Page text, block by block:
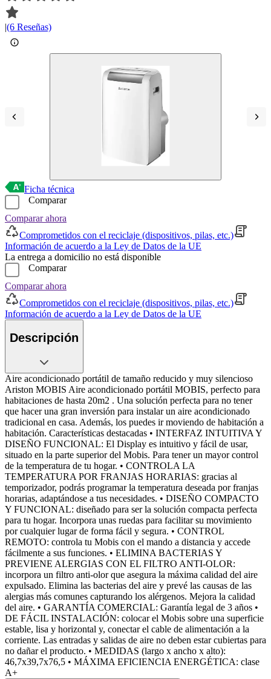
|(6 Reseñas)
Ficha técnica
Comparar
Comparar ahora
Comprometidos con el reciclaje (dispositivos, pilas, etc.)
Información de acuerdo a la Ley de Datos de la UE
La entrega a domicilio no está disponible
Comparar
Comparar ahora
Comprometidos con el reciclaje (dispositivos, pilas, etc.)
Información de acuerdo a la Ley de Datos de la UE
Descripción
Aire acondicionado portátil de tamaño reducido y muy silencioso
Ariston MOBIS Aire acondicionado portátil MOBIS, perfecto para
habitaciones de hasta 20m2 . Una solución perfecta para no tener
que hacer una gran inversión para instalar un aire acondicionado
tradicional en casa. Además, los puedes ir moviendo de habitación a
habitación. Características destacadas • INTERFAZ INTUITIVA Y
DISEÑO FUNCIONAL: El Display es intuitivo y fácil de usar,
situado en la parte superior del Mobis. Para tener un mayor control
de la temperatura de tu hogar. • CONTROLA LA
TEMPERATURA POR FRANJAS HORARIAS: gracias al
temporizador, podrás programar la temperatura deseada por franjas
horarias, adaptándose a tus necesidades. • DISEÑO COMPACTO
Y FUNCIONAL: diseñado para ser la solución compacta perfecta
para tu hogar. Incorpora unas ruedas para facilitar su movimiento
por cualquier lugar de forma fácil y segura. • CONTROL
REMOTO: controla tu Mobis con el mando a distancia y accede
fácilmente a sus funciones. • ELIMINA BACTERIAS Y
PREVIENE ALERGIAS CON EL FILTRO ANTI-OLOR:
incorpora un filtro anti-olor que asegura la máxima calidad del aire
expulsado. Elimina las bacterias del aire y prevé las causas de las
alergias más comunes capturando los alérgenos. Mejora la calidad
del aire. • GARANTÍA COMERCIAL: Garantía legal de 3 años •
DE FÁCIL INSTALACIÓN: colocar el Mobis sobre una superficie
estable, lisa y horizontal y, conectar el cable de alimentación a la
corriente. Las entradas y salidas de aire no deben estar cubiertas para
no dañar el producto. • MEDIDAS (largo x ancho x alto):
46,7x39,7x76,5 • MÁXIMA EFICIENCIA ENERGÉTICA: clase
A+